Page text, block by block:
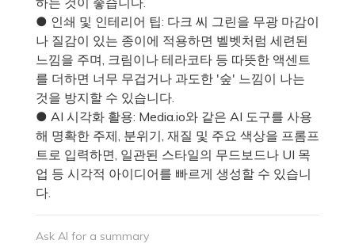
● 인쇄 및 인테리어 팁: 다크 씨 그린을 무광 마감이
나 질감이 있는 종이에 적용하면 벨벳처럼 세련된
느낌을 주며, 크림이나 테라코타 등 따뜻한 액센트
를 더하면 너무 무겁거나 과도한 '숲' 느낌이 나는
것을 방지할 수 있습니다.
● AI 시각화 활용: Media.io와 같은 AI 도구를 사용
해 명확한 주제, 분위기, 재질 및 주요 색상을 프롬프
트로 입력하면, 일관된 스타일의 무드보드나 UI 목
업 등 시각적 아이디어를 빠르게 생성할 수 있습니
다.
Ask AI for a summary